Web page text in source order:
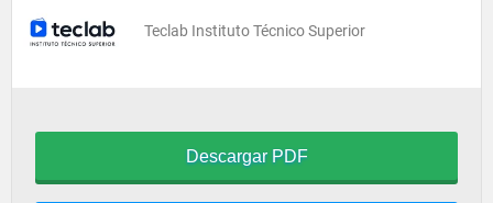
Teclab Instituto Técnico Superior
Descargar PDF